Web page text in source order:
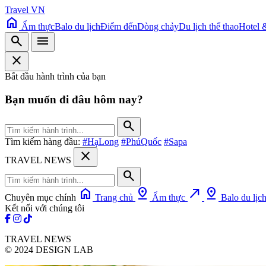
Travel VN
home Ẩm thựcBalo du lịchĐiểm đếnDòng chảyDu lịch thể thaoHotel
search
menu
close
Bắt đầu hành trình của bạn
Bạn muốn đi đâu hôm nay?
search
Tìm kiếm hàng đầu: #HạLong #PhúQuốc #Sapa
TRAVEL NEWS
close
search
Chuyên mục chính home Trang chủ pin_drop Ẩm thực north_east pin_drop Balo du lịch
Kết nối với chúng tôi
TRAVEL NEWS
© 2024 DESIGN LAB